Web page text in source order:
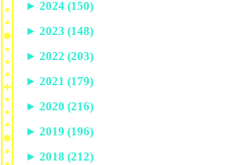
► 2024 (150)
► 2023 (148)
► 2022 (203)
► 2021 (179)
► 2020 (216)
► 2019 (196)
► 2018 (212)